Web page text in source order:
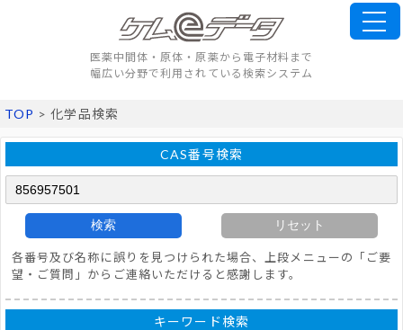
医薬中間体・原体・原薬から電子材料まで
幅広い分野で利用されている検索システム
TOP > 化学品検索
CAS番号検索
検索 リセット
各番号及び名称に誤りを見つけられた場合、上段メニューの「ご要
望・ご質問」からご連絡いただけると感謝します。
キーワード検索